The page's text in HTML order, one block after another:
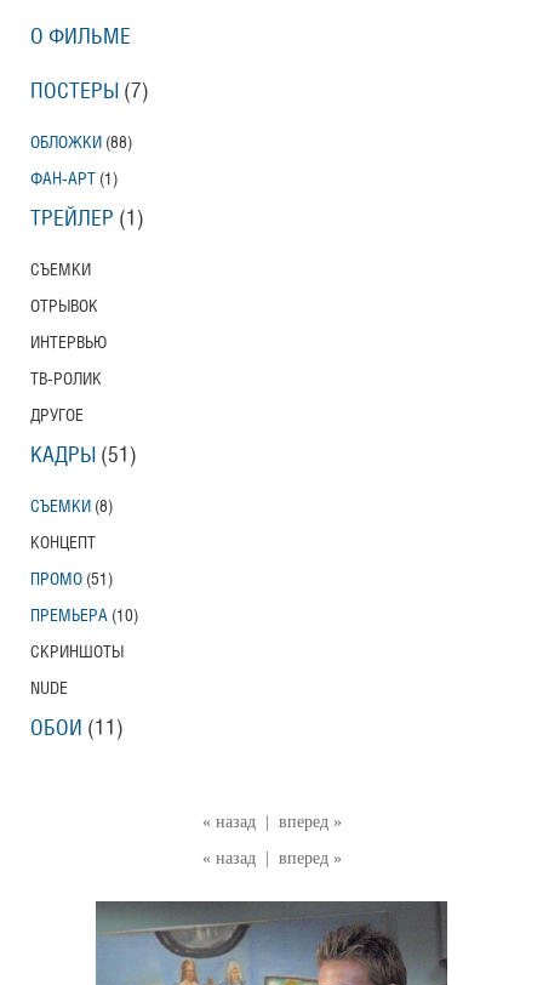
« назад
вперед »
« назад
вперед »
О ФИЛЬМЕ
ПОСТЕРЫ (7)
ОБЛОЖКИ (88)
ФАН-АРТ (1)
ТРЕЙЛЕР (1)
СЪЕМКИ
ОТРЫВОК
ИНТЕРВЬЮ
ТВ-РОЛИК
ДРУГОЕ
КАДРЫ (51)
СЪЕМКИ (8)
КОНЦЕПТ
ПРОМО (51)
ПРЕМЬЕРА (10)
СКРИНШОТЫ
NUDE
ОБОИ (11)